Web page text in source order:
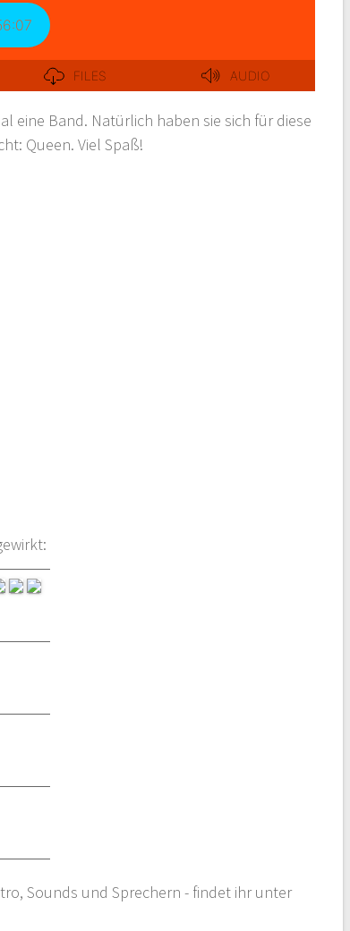
eine Band. Natürlich haben sie sich für diese
Queen. Viel Spaß!
Sounds und Sprechern - findet ihr unter